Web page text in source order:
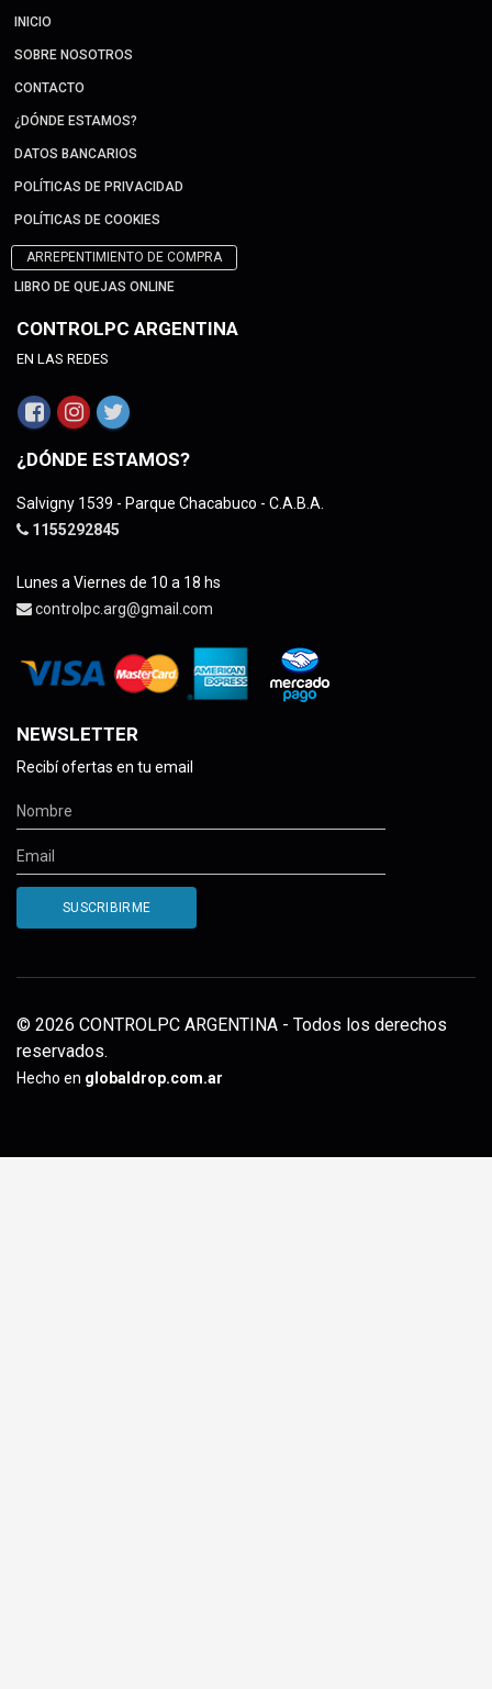
INICIO
SOBRE NOSOTROS
CONTACTO
¿DÓNDE ESTAMOS?
DATOS BANCARIOS
POLÍTICAS DE PRIVACIDAD
POLÍTICAS DE COOKIES
ARREPENTIMIENTO DE COMPRA
LIBRO DE QUEJAS ONLINE
CONTROLPC ARGENTINA
EN LAS REDES
¿DÓNDE ESTAMOS?
Salvigny 1539 - Parque Chacabuco - C.A.B.A.
1155292845
Lunes a Viernes de 10 a 18 hs
controlpc.arg@gmail.com
NEWSLETTER
Recibí ofertas en tu email
© 2026 CONTROLPC ARGENTINA - Todos los derechos
reservados.
Hecho en globaldrop.com.ar